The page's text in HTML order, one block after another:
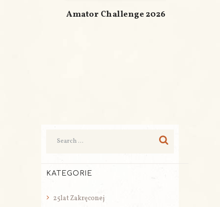
Amator Challenge 2026
KATEGORIE
25lat Zakręconej